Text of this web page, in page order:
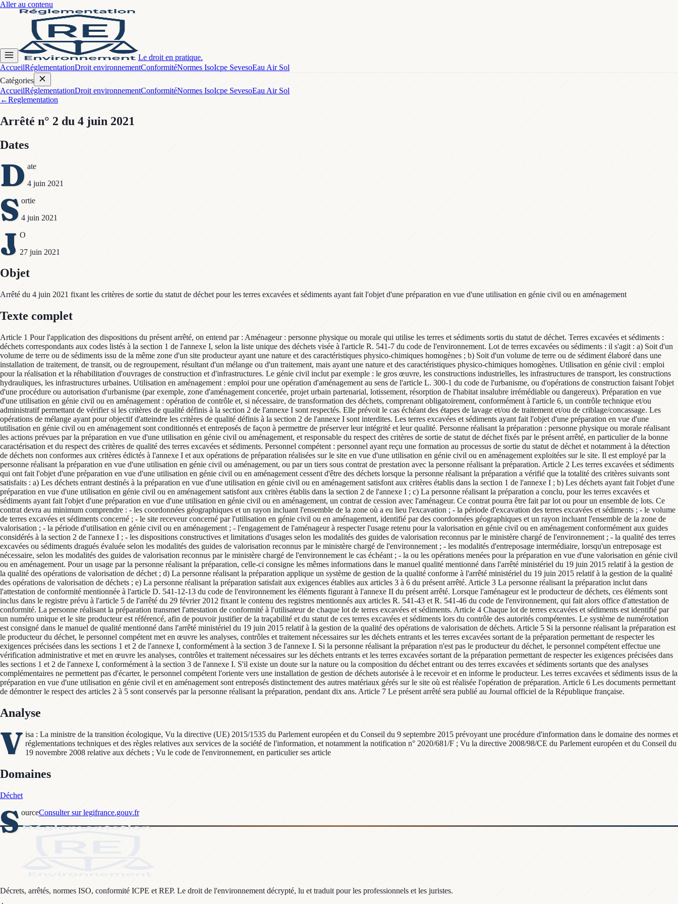
Aller au contenu
Le droit en pratique.
AccueilRéglementationDroit environnementConformitéNormes IsoIcpe SevesoEau Air Sol
Catégories
AccueilRéglementationDroit environnementConformitéNormes IsoIcpe SevesoEau Air Sol
←Reglementation
Arrêté n° 2 du 4 juin 2021
Dates
D ate
4 juin 2021
S ortie
4 juin 2021
J O
27 juin 2021
Objet
Arrêté du 4 juin 2021 fixant les critères de sortie du statut de déchet pour les terres excavées et sédiments ayant fait l'objet d'une préparation en vue d'une utilisation en génie civil ou en aménagement
Texte complet
Article 1 Pour l'application des dispositions du présent arrêté, on entend par : Aménageur : personne physique ou morale qui utilise les terres et sédiments sortis du statut de déchet. Terres excavées et sédiments :
déchets correspondants aux codes listés à la section 1 de l'annexe I, selon la liste unique des déchets visée à l'article R. 541-7 du code de l'environnement. Lot de terres excavées ou sédiments : il s'agit : a) Soit d'un
volume de terre ou de sédiments issu de la même zone d'un site producteur ayant une nature et des caractéristiques physico-chimiques homogènes ; b) Soit d'un volume de terre ou de sédiment élaboré dans une
installation de traitement, de transit, ou de regroupement, résultant d'un mélange ou d'un traitement, mais ayant une nature et des caractéristiques physico-chimiques homogènes. Utilisation en génie civil : emploi
pour la réalisation et la réhabilitation d'ouvrages de construction et d'infrastructures. Le génie civil inclut par exemple : le gros œuvre, les constructions industrielles, les infrastructures de transport, les constructions
hydrauliques, les infrastructures urbaines. Utilisation en aménagement : emploi pour une opération d'aménagement au sens de l'article L. 300-1 du code de l'urbanisme, ou d'opérations de construction faisant l'objet
d'une procédure ou autorisation d'urbanisme (par exemple, zone d'aménagement concertée, projet urbain partenarial, lotissement, résorption de l'habitat insalubre irrémédiable ou dangereux). Préparation en vue
d'une utilisation en génie civil ou en aménagement : opération de contrôle et, si nécessaire, de transformation des déchets, comprenant obligatoirement, conformément à l'article 6, un contrôle technique et/ou
administratif permettant de vérifier si les critères de qualité définis à la section 2 de l'annexe I sont respectés. Elle prévoit le cas échéant des étapes de lavage et/ou de traitement et/ou de criblage/concassage. Les
opérations de mélange ayant pour objectif d'atteindre les critères de qualité définis à la section 2 de l'annexe I sont interdites. Les terres excavées et sédiments ayant fait l'objet d'une préparation en vue d'une
utilisation en génie civil ou en aménagement sont conditionnés et entreposés de façon à permettre de préserver leur intégrité et leur qualité. Personne réalisant la préparation : personne physique ou morale réalisant
les actions prévues par la préparation en vue d'une utilisation en génie civil ou aménagement, et responsable du respect des critères de sortie de statut de déchet fixés par le présent arrêté, en particulier de la bonne
caractérisation et du respect des critères de qualité des terres excavées et sédiments. Personnel compétent : personnel ayant reçu une formation au processus de sortie du statut de déchet et notamment à la détection
de déchets non conformes aux critères édictés à l'annexe I et aux opérations de préparation réalisées sur le site en vue d'une utilisation en génie civil ou en aménagement exploitées sur le site. Il est employé par la
personne réalisant la préparation en vue d'une utilisation en génie civil ou aménagement, ou par un tiers sous contrat de prestation avec la personne réalisant la préparation. Article 2 Les terres excavées et sédiments
qui ont fait l'objet d'une préparation en vue d'une utilisation en génie civil ou en aménagement cessent d'être des déchets lorsque la personne réalisant la préparation a vérifié que la totalité des critères suivants sont
satisfaits : a) Les déchets entrant destinés à la préparation en vue d'une utilisation en génie civil ou en aménagement satisfont aux critères établis dans la section 1 de l'annexe I ; b) Les déchets ayant fait l'objet d'une
préparation en vue d'une utilisation en génie civil ou en aménagement satisfont aux critères établis dans la section 2 de l'annexe I ; c) La personne réalisant la préparation a conclu, pour les terres excavées et
sédiments ayant fait l'objet d'une préparation en vue d'une utilisation en génie civil ou en aménagement, un contrat de cession avec l'aménageur. Ce contrat pourra être fait par lot ou pour un ensemble de lots. Ce
contrat devra au minimum comprendre : - les coordonnées géographiques et un rayon incluant l'ensemble de la zone où a eu lieu l'excavation ; - la période d'excavation des terres excavées et sédiments ; - le volume
de terres excavées et sédiments concerné ; - le site receveur concerné par l'utilisation en génie civil ou en aménagement, identifié par des coordonnées géographiques et un rayon incluant l'ensemble de la zone de
valorisation ; - la période d'utilisation en génie civil ou en aménagement ; - l'engagement de l'aménageur à respecter l'usage retenu pour la valorisation en génie civil ou en aménagement conformément aux guides
considérés à la section 2 de l'annexe I ; - les dispositions constructives et limitations d'usages selon les modalités des guides de valorisation reconnus par le ministère chargé de l'environnement ; - la qualité des terres
excavées ou sédiments dragués évaluée selon les modalités des guides de valorisation reconnus par le ministère chargé de l'environnement ; - les modalités d'entreposage intermédiaire, lorsqu'un entreposage est
nécessaire, selon les modalités des guides de valorisation reconnus par le ministère chargé de l'environnement le cas échéant ; - la ou les opérations menées pour la préparation en vue d'une valorisation en génie civil
ou en aménagement. Pour un usage par la personne réalisant la préparation, celle-ci consigne les mêmes informations dans le manuel qualité mentionné dans l'arrêté ministériel du 19 juin 2015 relatif à la gestion de
la qualité des opérations de valorisation de déchet ; d) La personne réalisant la préparation applique un système de gestion de la qualité conforme à l'arrêté ministériel du 19 juin 2015 relatif à la gestion de la qualité
des opérations de valorisation de déchets ; e) La personne réalisant la préparation satisfait aux exigences établies aux articles 3 à 6 du présent arrêté. Article 3 La personne réalisant la préparation inclut dans
l'attestation de conformité mentionnée à l'article D. 541-12-13 du code de l'environnement les éléments figurant à l'annexe II du présent arrêté. Lorsque l'aménageur est le producteur de déchets, ces éléments sont
inclus dans le registre prévu à l'article 5 de l'arrêté du 29 février 2012 fixant le contenu des registres mentionnés aux articles R. 541-43 et R. 541-46 du code de l'environnement, qui fait alors office d'attestation de
conformité. La personne réalisant la préparation transmet l'attestation de conformité à l'utilisateur de chaque lot de terres excavées et sédiments. Article 4 Chaque lot de terres excavées et sédiments est identifié par
un numéro unique et le site producteur est référencé, afin de pouvoir justifier de la traçabilité et du statut de ces terres excavées et sédiments lors du contrôle des autorités compétentes. Le système de numérotation
est consigné dans le manuel de qualité mentionné dans l'arrêté ministériel du 19 juin 2015 relatif à la gestion de la qualité des opérations de valorisation de déchets. Article 5 Si la personne réalisant la préparation est
le producteur du déchet, le personnel compétent met en œuvre les analyses, contrôles et traitement nécessaires sur les déchets entrants et les terres excavées sortant de la préparation permettant de respecter les
exigences précisées dans les sections 1 et 2 de l'annexe I, conformément à la section 3 de l'annexe I. Si la personne réalisant la préparation n'est pas le producteur du déchet, le personnel compétent effectue une
vérification administrative et met en œuvre les analyses, contrôles et traitement nécessaires sur les déchets entrants et les terres excavées sortant de la préparation permettant de respecter les exigences précisées dans
les sections 1 et 2 de l'annexe I, conformément à la section 3 de l'annexe I. S'il existe un doute sur la nature ou la composition du déchet entrant ou des terres excavées et sédiments sortants que des analyses
complémentaires ne permettent pas d'écarter, le personnel compétent l'oriente vers une installation de gestion de déchets autorisée à le recevoir et en informe le producteur. Les terres excavées et sédiments issus de la
préparation en vue d'une utilisation en génie civil et en aménagement sont entreposés distinctement des autres matériaux gérés sur le site où est réalisée l'opération de préparation. Article 6 Les documents permettant
de démontrer le respect des articles 2 à 5 sont conservés par la personne réalisant la préparation, pendant dix ans. Article 7 Le présent arrêté sera publié au Journal officiel de la République française.
Analyse
V isa : La ministre de la transition écologique, Vu la directive (UE) 2015/1535 du Parlement européen et du Conseil du 9 septembre 2015 prévoyant une procédure d'information dans le domaine des normes et
réglementations techniques et des règles relatives aux services de la société de l'information, et notamment la notification n° 2020/681/F ; Vu la directive 2008/98/CE du Parlement européen et du Conseil du
19 novembre 2008 relative aux déchets ; Vu le code de l'environnement, en particulier ses article
Domaines
Déchet
S ourceConsulter sur legifrance.gouv.fr
Décrets, arrêtés, normes ISO, conformité ICPE et REP. Le droit de l'environnement décrypté, lu et traduit pour les professionnels et les juristes.